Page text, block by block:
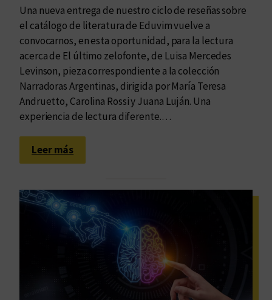
e
r
a
t
i
v
a
a
s
l
a
g
e
Una nueva entrega de nuestro ciclo de reseñas sobre
el catálogo de literatura de Eduvim vuelve a
convocarnos, en esta oportunidad, para la lectura
acerca de El último zelofonte, de Luisa Mercedes
Levinson, pieza correspondiente a la colección
Narradoras Argentinas, dirigida por María Teresa
Andruetto, Carolina Rossi y Juana Luján. Una
experiencia de lectura diferente.…
Leer más:
L
t
o
t
a